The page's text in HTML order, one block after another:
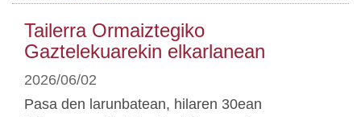
Tailerra Ormaiztegiko
Gaztelekuarekin elkarlanean
2026/06/02
Pasa den larunbatean, hilaren 30ean